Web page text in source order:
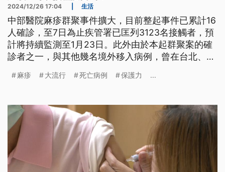
2024/12/26 17:04 生活
中部醫院麻疹群聚事件擴大，目前整起事件已累計16
人確診，至7日為止疾管署已匡列3123名接觸者，預
計將持續監測至1月23日。此外由於本起群聚案的確
診者之一，與其他幾名境外移入病例，曾在台北、台
市移動，相關縣市都已公布活動足跡，呼籲民眾留
確診症狀為何？可以接種疫苗嗎？
麻疹 大流行 死亡病例 保護力 ...